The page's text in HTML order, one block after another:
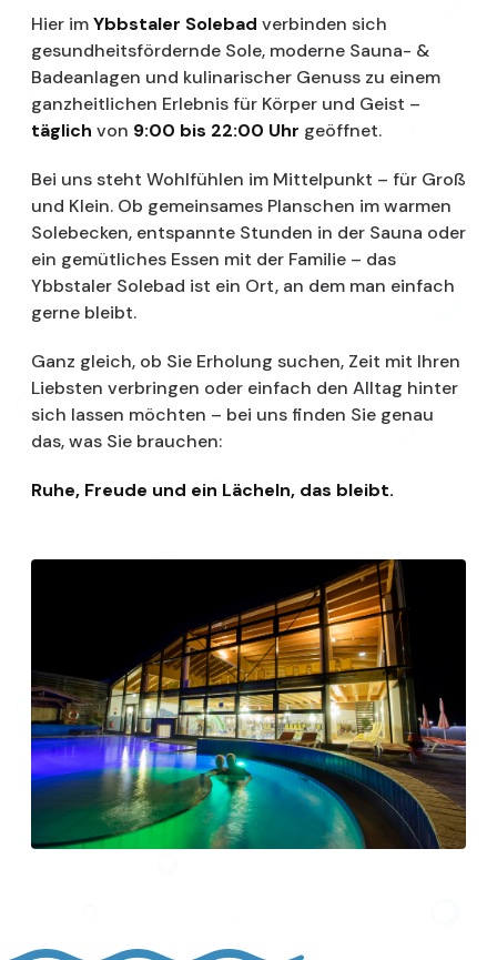
Hier imYbbstaler Solebad verbinden sich
gesundheitsfördernde Sole, moderne Sauna- &
Badeanlagen und kulinarischer Genuss zu einem
ganzheitlichen Erlebnis für Körper und Geist –
täglich von 9:00 bis 22:00 Uhr geöffnet.
Bei uns steht Wohlfühlen im Mittelpunkt – für Groß
und Klein. Ob gemeinsames Planschen im warmen
Solebecken, entspannte Stunden in der Sauna oder
ein gemütliches Essen mit der Familie – das
Ybbstaler Solebad ist ein Ort, an dem man einfach
gerne bleibt.
Ganz gleich, ob Sie Erholung suchen, Zeit mit Ihren
Liebsten verbringen oder einfach den Alltag hinter
sich lassen möchten – bei uns finden Sie genau
das, was Sie brauchen:
Ruhe, Freude und ein Lächeln, das bleibt.